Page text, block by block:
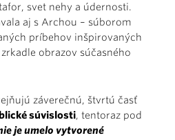
svet nehy a údernosti.
aj s Archou – súborom
príbehov inšpirovaných
obrazov súčasného
záverečnú, štvrtú časť
súvislosti, tentoraz pod
je umelo vytvorené